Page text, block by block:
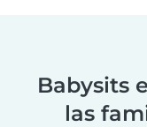
Babysits
las